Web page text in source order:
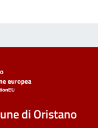
di Oristano